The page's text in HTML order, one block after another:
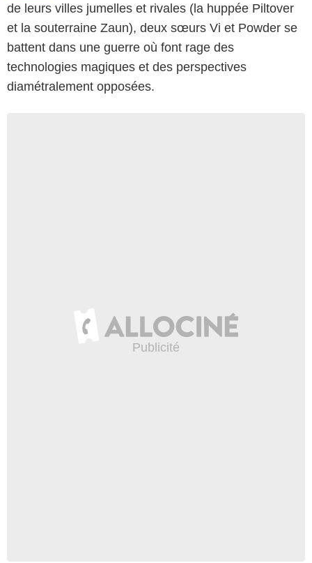
de leurs villes jumelles et rivales (la huppée Piltover
et la souterraine Zaun), deux sœurs Vi et Powder se
battent dans une guerre où font rage des
technologies magiques et des perspectives
diamétralement opposées.